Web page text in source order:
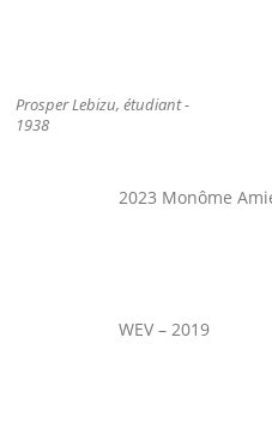
Prosper Lebizu, étudiant -
1938
2023 Monôme
WEV – 2019